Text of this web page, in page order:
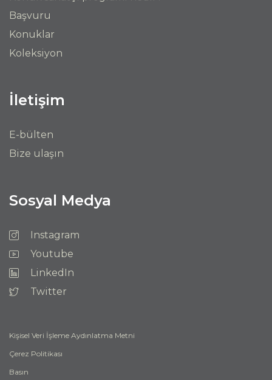
Başvuru
Konuklar
Koleksiyon
İletişim
E-bülten
Bize ulaşın
Sosyal Medya
Instagram
Youtube
LinkedIn
Twitter
Kişisel Veri İşleme Aydınlatma Metni
Çerez Politikası
Basın